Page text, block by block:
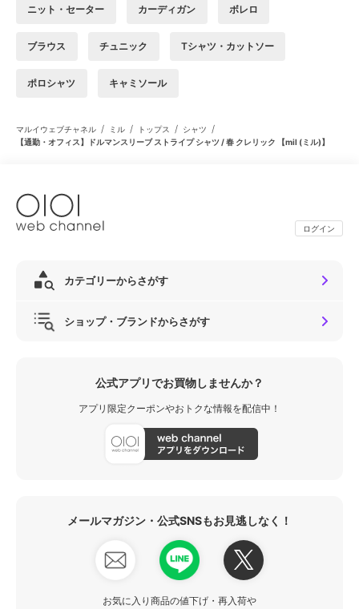
ニット・セーター カーディガン ボレロ
ブラウス チュニック Tシャツ・カットソー
ポロシャツ キャミソール
マルイウェブチャネル / ミル / トップス / シャツ /
【通勤・オフィス】ドルマンスリーブ ストライプ シャツ / 春 クレリック 【mil (ミル)】
ログイン
カテゴリーからさがす
ショップ・ブランドからさがす
公式アプリでお買物しませんか？
アプリ限定クーポンやおトクな情報を配信中！
メールマガジン・公式SNSもお見逃しなく！
お気に入り商品の値下げ・再入荷や